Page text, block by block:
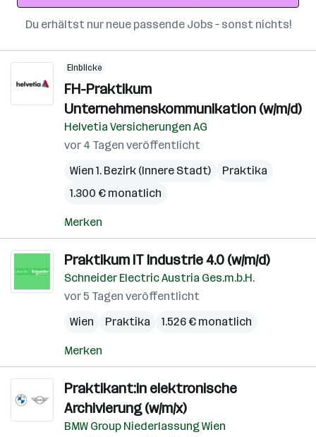
Du erhältst nur neue passende Jobs – sonst nichts!
Einblicke
FH-Praktikum
Unternehmenskommunikation (w/m/d)
Helvetia Versicherungen AG
vor 4 Tagen veröffentlicht
Wien 1. Bezirk (Innere Stadt)
Praktika
1.300 € monatlich
Merken
Praktikum IT Industrie 4.0 (w/m/d)
Schneider Electric Austria Ges.m.b.H.
vor 5 Tagen veröffentlicht
Wien
Praktika 1.526 € monatlich
Merken
Praktikant:in elektronische
Archivierung (w/m/x)
BMW Group Niederlassung Wien